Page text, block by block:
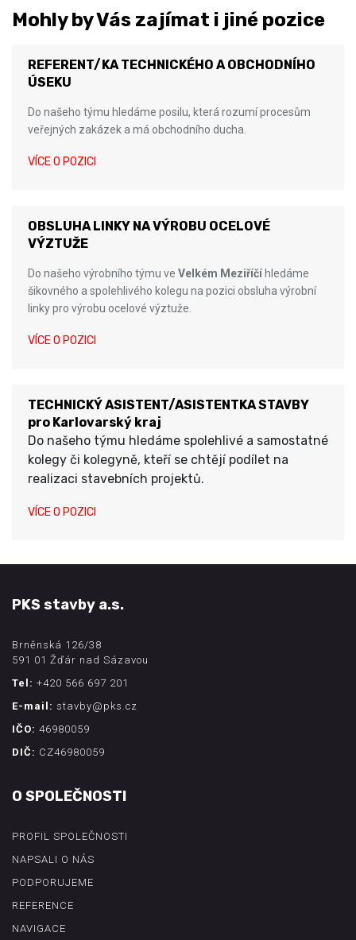
Mohly by Vás zajímat i jiné pozice
REFERENT/KA TECHNICKÉHO A OBCHODNÍHO
ÚSEKU
Do našeho týmu hledáme posilu, která rozumí procesům
veřejných zakázek a má obchodního ducha.
VÍCE O POZICI
OBSLUHA LINKY NA VÝROBU OCELOVÉ
VÝZTUŽE
Do našeho výrobního týmu ve Velkém Meziříčíhledáme
šikovného a spolehlivého kolegu na pozici obsluha výrobní
linky pro výrobu ocelové výztuže.
VÍCE O POZICI
TECHNICKÝ ASISTENT/ASISTENTKA STAVBY
pro Karlovarský kraj
Do našeho týmu hledáme spolehlivé a samostatné
kolegy či kolegyně, kteří se chtějí podílet na
realizaci stavebních projektů.
VÍCE O POZICI
PKS stavby a.s.
Brněnská 126/38
591 01 Žďár nad Sázavou
Tel: +420 566 697 201
E-mail: stavby@pks.cz
IČO: 46980059
DIČ: CZ46980059
O SPOLEČNOSTI
PROFIL SPOLEČNOSTI
NAPSALI O NÁS
PODPORUJEME
REFERENCE
NAVIGACE